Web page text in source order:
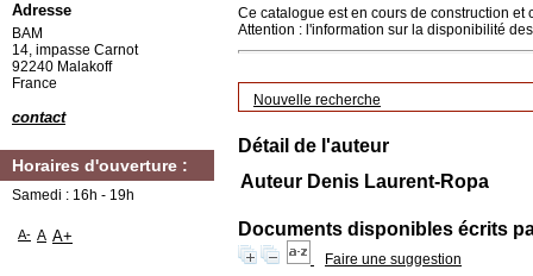
Ce catalogue est en cours de construction
Attention : l'information sur la disponibilité
Nouvelle recherche
Détail de l'auteur
Auteur Denis Laurent-Ropa
Documents disponibles écrits
Faire une suggestion
Adresse
BAM
14, impasse Carnot
92240 Malakoff
France
contact
Horaires d'ouverture :
Samedi : 16h - 19h
A- A A+